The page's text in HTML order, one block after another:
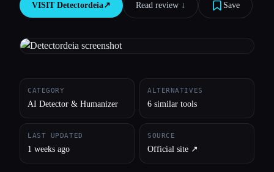
VISIT Detectordeia↗︎ Read review ↓︎ Save
CATEGORY
AI Detector & Humanizer
ALTERNATIVES
6 similar tools
LAST UPDATED
1 weeks ago
SOURCE
Official site ↗︎